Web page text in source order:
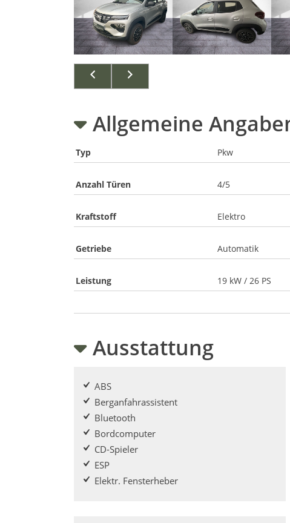
Allgemeine
Typ Pkw
Anzahl Türen 4/5
Kraftstoff Elektro
Getriebe Automatik
Leistung 19 kW / 26 PS
Ausstattung
ABS
Berganfahrassistent
Bluetooth
Bordcomputer
CD-Spieler
ESP
Elektr. Fensterheber